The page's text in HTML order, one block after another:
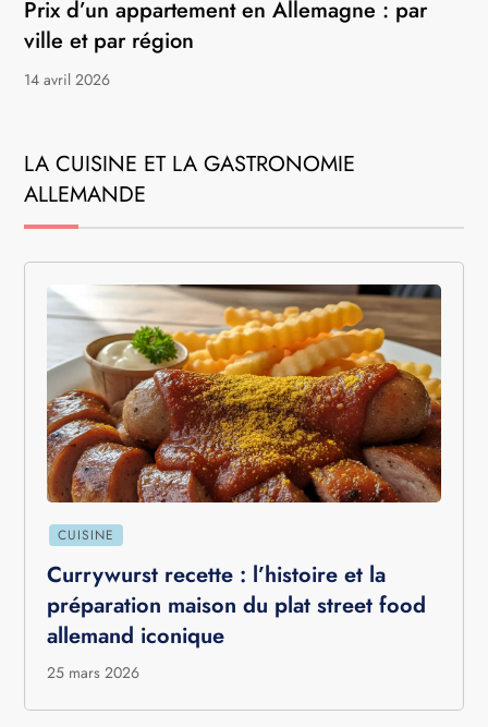
Prix d’un appartement en Allemagne : par
ville et par région
14 avril 2026
LA CUISINE ET LA GASTRONOMIE
ALLEMANDE
CUISINE
Currywurst recette : l’histoire et la
préparation maison du plat street food
allemand iconique
25 mars 2026